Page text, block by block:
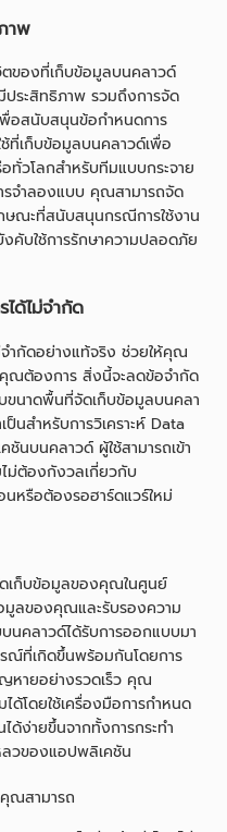
าพ
ตของที่เก็บข้อมูลบนคลาวด์
ระสิทธิภาพ รวมถึงการจัด
อสนับสนุนข้อกำหนดการ
ที่เก็บข้อมูลบนคลาวด์เพื่อ
วโลกสำหรับทีมแบบกระจาย
รจำลองแบบ คุณสามารถจัด
ษณะที่สนับสนุนกรณีการใช้งาน
คับใช้การรักษาความปลอดภัย
ได้ไม่จำกัด
ำกัดอย่างแท้จริง ช่วยให้คุณ
คุณต้องการ สิ่งนี้จะลดข้อจำกัด
นาดพื้นที่จัดเก็บข้อมูลบนคลา
นสำหรับการวิเคราะห์ Data
นบนคลาวด์ ผู้ใช้สามารถเข้า
ม่ต้องกังวลเกี่ยวกับ
หรือต้องรอฮาร์ดแวร์ใหม่
เก็บข้อมูลของคุณในศูนย์
ลของคุณและรับรองความ
นคลาวด์ได้รับการออกแบบมา
ณ์ที่เกิดขึ้นพร้อมกันโดยการ
หายอย่างรวดเร็ว คุณ
โดยใช้เครื่องมือการกำหนด
ด้ง่ายขึ้นจากทั้งการกระทำ
ลวของแอปพลิเคชัน
ณสามารถ